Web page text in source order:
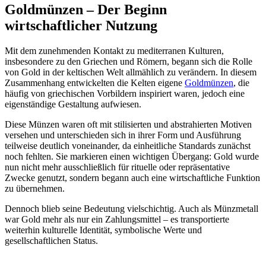
Goldmünzen – Der Beginn
wirtschaftlicher Nutzung
Mit dem zunehmenden Kontakt zu mediterranen Kulturen,
insbesondere zu den Griechen und Römern, begann sich die Rolle
von Gold in der keltischen Welt allmählich zu verändern. In diesem
Zusammenhang entwickelten die Kelten eigene Goldmünzen, die
häufig von griechischen Vorbildern inspiriert waren, jedoch eine
eigenständige Gestaltung aufwiesen.
Diese Münzen waren oft mit stilisierten und abstrahierten Motiven
versehen und unterschieden sich in ihrer Form und Ausführung
teilweise deutlich voneinander, da einheitliche Standards zunächst
noch fehlten. Sie markieren einen wichtigen Übergang: Gold wurde
nun nicht mehr ausschließlich für rituelle oder repräsentative
Zwecke genutzt, sondern begann auch eine wirtschaftliche Funktion
zu übernehmen.
Dennoch blieb seine Bedeutung vielschichtig. Auch als Münzmetall
war Gold mehr als nur ein Zahlungsmittel – es transportierte
weiterhin kulturelle Identität, symbolische Werte und
gesellschaftlichen Status.